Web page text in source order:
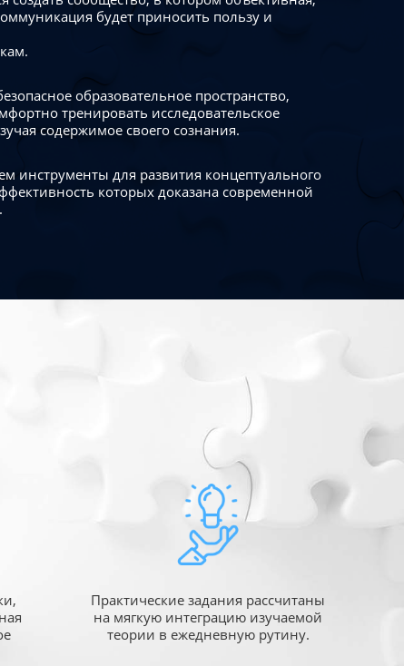
будет приносить пользу и
образовательное пространство,
тренировать исследовательское
содержимое своего сознания.
инструменты для развития концептуального
которых доказана современной
Практические задания рассчитаны
на мягкую интеграцию изучаемой
теории в ежедневную рутину.